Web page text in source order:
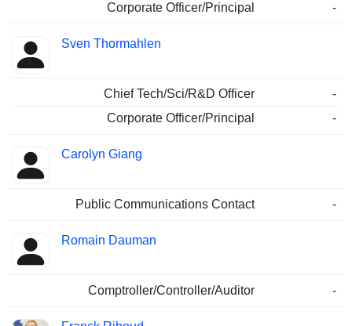
Corporate Officer/Principal -
Sven Thormahlen
Chief Tech/Sci/R&D Officer
-
Corporate Officer/Principal
-
Carolyn Giang
Public Communications Contact -
Romain Dauman
Comptroller/Controller/Auditor -